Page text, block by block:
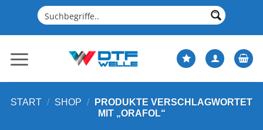
springen
START / SHOP /
PRODUKTE VERSCHLAGWORTET
MIT „ORAFOL“